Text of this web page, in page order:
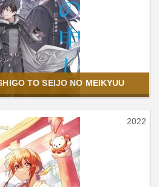
TO SEIJO NO MEIKYUU
2022